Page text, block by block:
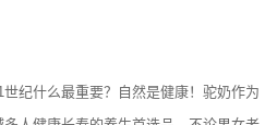
纪什么最重要？自然是健康！驼奶作为